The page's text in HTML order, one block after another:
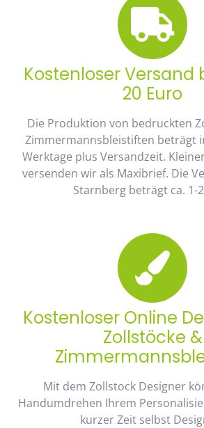
Kostenloser Versand
20 Euro
Die Produktion von bedruckten
Zimmermannsbleistiften beträgt
Werktage plus Versandzeit.
versenden wir als Maxibrief. Die
Starnberg beträgt ca. 1-
Kostenloser Online
Zollstöcke &
Mit dem Zollstock Designer
Handumdrehen Ihrem
kurzer Zeit selbst